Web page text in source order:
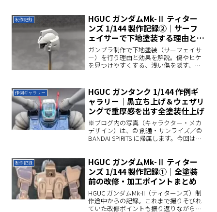
タンクはその独特なシルエットが魅力
で...
制作記録
HGUC ガンダムMk-Ⅱ ティター
ンズ 1/144 製作記録②｜サーフ
ェイサーで下地塗装する理由とや
り方
ガンプラ制作で下地塗装（サーフェイサ
ー）を行う理由と効果を解説。傷やヒケ
を見つけやすくする、浅い傷を隠す、本
けが苦手な方にもおすすめの方法です。
作例ギャラリー
HGUC ガンタンク 1/144 作例ギ
ャラリー｜黒立ち上げ＆ウェザリ
ングで重厚感を出す全塗装仕上げ
※ブログ内の写真（キャラクター・メカ
デザイン）は、© 創通・サンライズ／©
BANDAI SPIRITS に帰属します。今回は、
めました。作例ギャラリー｜写真...
制作記録
HGUC ガンダムMk-Ⅱ ティター
ンズ 1/144 製作記録①｜全塗装
前の改修・加工ポイントまとめ
HGUC ガンダムMk-II（ティターンズ）制
作途中からの記録。これまで撮りそびれ
ていた改修ポイントも振り返りながら、